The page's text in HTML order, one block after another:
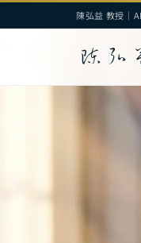
陳弘益 教授｜